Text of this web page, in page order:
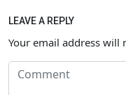
LEAVE A REPLY
Your email address will